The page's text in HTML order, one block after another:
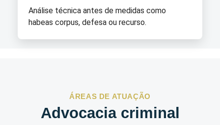
Análise técnica antes de medidas como
habeas corpus, defesa ou recurso.
ÁREAS DE ATUAÇÃO
Advocacia criminal